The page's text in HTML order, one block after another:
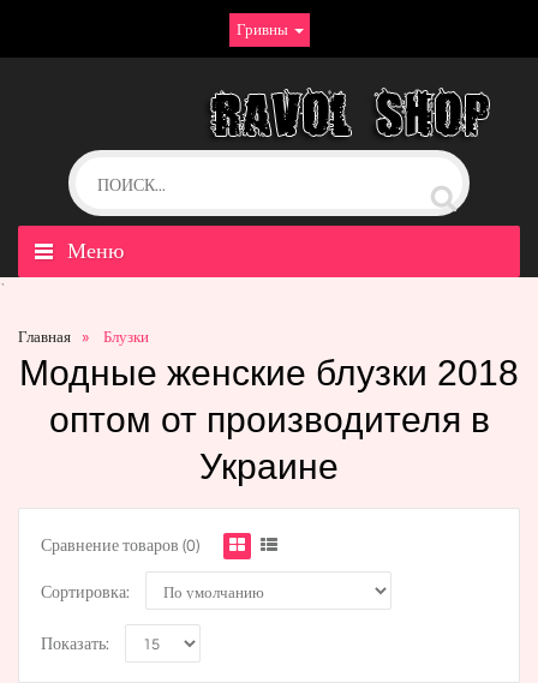
Гривны
Меню
`
Главная Блузки
Модные женские блузки 2018
оптом от производителя в
Украине
Сравнение товаров (0)
Сортировка:
Показать: